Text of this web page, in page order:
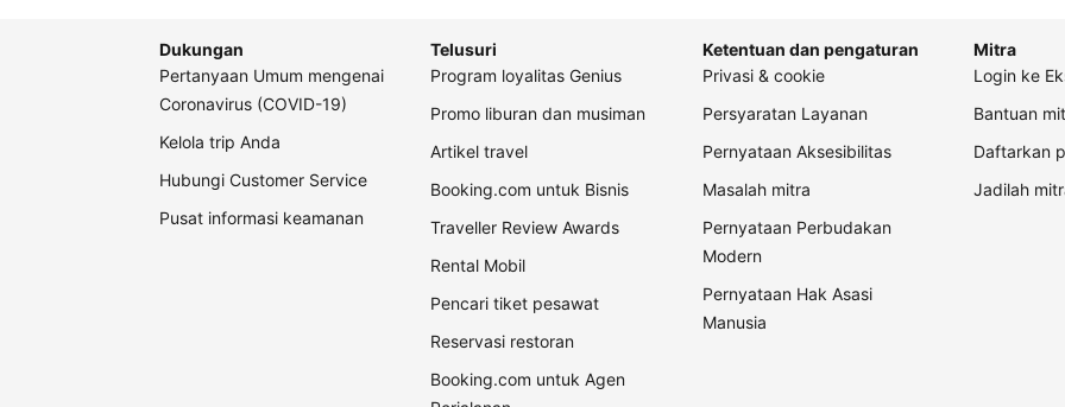
Dukungan
Pertanyaan Umum mengenai
Coronavirus (COVID-19)
Kelola trip Anda
Hubungi Customer Service
Pusat informasi keamanan
Telusuri
Program loyalitas Genius
Promo liburan dan musiman
Artikel travel
Booking.com untuk Bisnis
Traveller Review Awards
Rental Mobil
Pencari tiket pesawat
Reservasi restoran
Booking.com untuk Agen
Ketentuan dan pengaturan
Privasi & cookie
Persyaratan Layanan
Pernyataan Aksesibilitas
Masalah mitra
Pernyataan Perbudakan
Modern
Pernyataan Hak Asasi
Manusia
Mitra
Login ke
Bantuan
Daftarkan
Jadilah